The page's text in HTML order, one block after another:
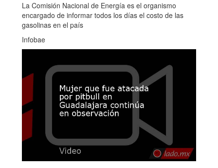
La Comisión Nacional de Energía es el organismo
encargado de informar todos los días el costo de las
gasolinas en el país
Infobae